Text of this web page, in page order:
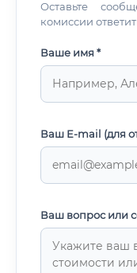
Оставьте
комиссии
Ваше имя *
Ваш E-mail (для
Ваш вопрос или